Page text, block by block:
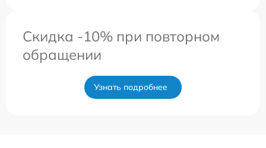
Скидка -10% при повторном
обращении
Узнать подробнее